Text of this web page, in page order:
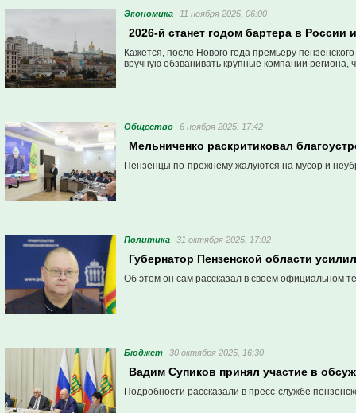
Экономика 11 ноября 2025, 06:00
2026-й станет годом бартера в России
Кажется, после Нового года премьеру
вручную обзванивать крупные компании
Общество 6 ноября 2025, 17:42
Мельниченко раскритиковал
Пензенцы по-прежнему жалуются на мусор и
Политика 31 октября 2025, 17:02
Губернатор Пензенской области
Об этом он сам рассказал в своем официальном
Бюджет 30 октября 2025, 16:30
Вадим Супиков принял участие в
Подробности рассказали в пресс-службе